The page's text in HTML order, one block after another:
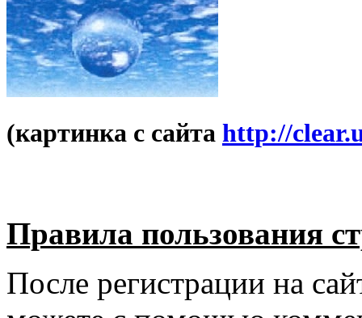
(картинка с сайта http://
Правила пользования
После регистрации на